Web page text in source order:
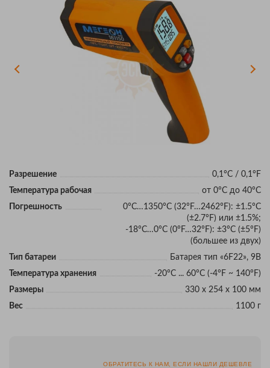
Разрешение
0,1°С / 0,1°F
Температура рабочая
от 0°С до 40°С
Погрешность
0°C…1350°C (32°F…2462°F): ±1.5°C
(±2.7°F) или ±1.5%;
-18°C…0°C (0°F…32°F): ±3°C (±5°F)
(большее из двух)
Тип батареи
Батарея тип «6F22», 9В
Температура хранения
-20°С ... 60°С (-4°F ~ 140°F)
Размеры
330 х 254 х 100 мм
Вес
1100 г
ОБРАТИТЕСЬ К НАМ, ЕСЛИ НАШЛИ ДЕШЕВЛЕ